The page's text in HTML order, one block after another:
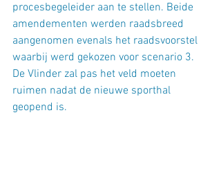
procesbegeleider aan te stellen. Beide
amendementen werden raadsbreed
aangenomen evenals het raadsvoorstel
waarbij werd gekozen voor scenario 3.
De Vlinder zal pas het veld moeten
ruimen nadat de nieuwe sporthal
geopend is.